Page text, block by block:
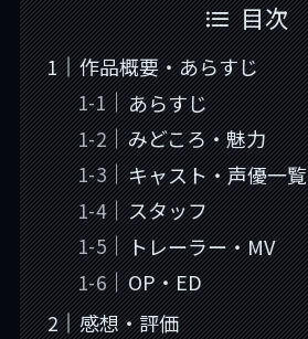
目次
作品概要・あらすじ
あらすじ
みどころ・魅力
キャスト・声優一覧
スタッフ
トレーラー・MV
OP・ED
感想・評価